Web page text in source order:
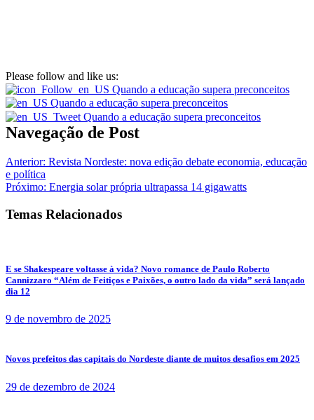
Please follow and like us:
Navegação de Post
Anterior: Revista Nordeste: nova edição debate economia, educação
e política
Próximo: Energia solar própria ultrapassa 14 gigawatts
Temas Relacionados
E se Shakespeare voltasse à vida? Novo romance de Paulo Roberto
Cannizzaro “Além de Feitiços e Paixões, o outro lado da vida” será lançado
dia 12
9 de novembro de 2025
Novos prefeitos das capitais do Nordeste diante de muitos desafios em 2025
29 de dezembro de 2024